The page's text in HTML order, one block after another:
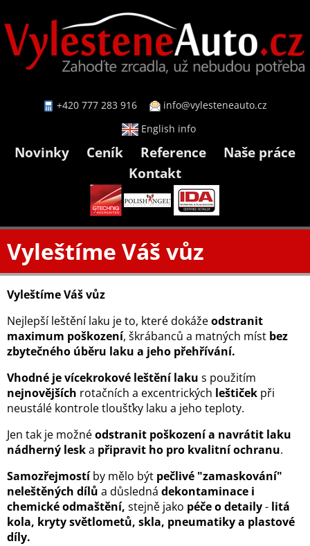
+420 777 283 916
info@vylesteneauto.cz
English info
Novinky Ceník Reference
Naše práce
Kontakt
Vyleštíme Váš vůz
Vyleštíme Váš vůz
Nejlepší leštění laku je to, které dokážeodstranit
maximum poškození, škrábanců a matných míst bez
zbytečného úběru laku a jeho přehřívání.
Vhodné je vícekrokové leštění laku s použitím
nejnovějších rotačních a excentrických leštiček při
neustálé kontrole tloušťky laku a jeho teploty.
Jen tak je možnéodstranit poškození a navrátit laku
nádherný leska připravit ho pro kvalitní ochranu.
Samozřejmostíby mělo být pečlivé "zamaskování"
neleštěných dílů a důsledná dekontaminace i
chemické odmaštění, stejně jako péče o detaily- litá
kola, kryty světlometů, skla, pneumatiky a plastové
díly.